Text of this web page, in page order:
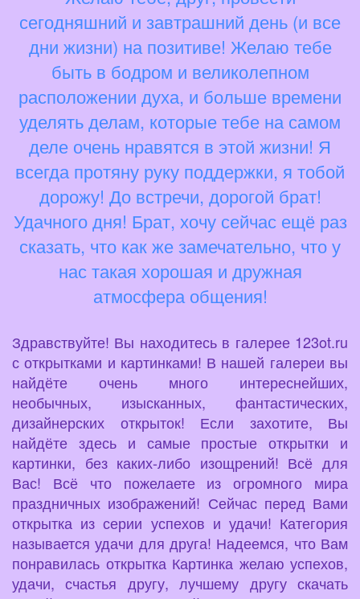
сегодняшний и завтрашний день (и все
дни жизни) на позитиве! Желаю тебе
быть в бодром и великолепном
расположении духа, и больше времени
уделять делам, которые тебе на самом
деле очень нравятся в этой жизни! Я
всегда протяну руку поддержки, я тобой
дорожу! До встречи, дорогой брат!
Удачного дня! Брат, хочу сейчас ещё раз
сказать, что как же замечательно, что у
нас такая хорошая и дружная
атмосфера общения!
Здравствуйте! Вы находитесь в галерее 123ot.ru
с открытками и картинками! В нашей галереи вы
найдёте очень много интереснейших,
необычных, изысканных, фантастических,
дизайнерских открыток! Если захотите, Вы
найдёте здесь и самые простые открытки и
картинки, без каких-либо изощрений! Всё для
Вас! Всё что пожелаете из огромного мира
праздничных изображений! Сейчас перед Вами
открытка из серии успехов и удачи! Категория
называется удачи для друга! Надеемся, что Вам
понравилась открытка Картинка желаю успехов,
удачи, счастья другу, лучшему другу скачать